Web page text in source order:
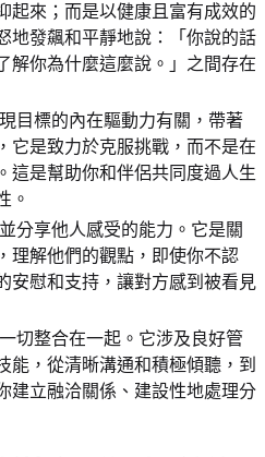
起來；而是以健康且富有成效的
地發飆和平靜地說：「你說的話
解你為什麼這麼說。」之間存在
目標的內在驅動力有關，帶著
它是致力於克服挑戰，而不是在
這是幫助你和伴侶共同度過人生
。
分享他人感受的能力。它是關
理解他們的觀點，即使你不認
安慰和支持，讓對方感到被看見
切整合在一起。它涉及良好管
能，從清晰溝通和積極傾聽，到
建立融洽關係、建設性地處理分